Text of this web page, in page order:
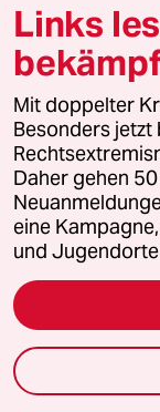
Die
mit
Links
Mit doppelter
Besonders jetzt
Daher gehen
eine
und